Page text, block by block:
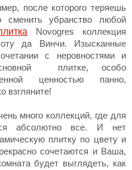
после которого теряешь
сменить убранство любой
Novogres коллекция
да Винчи. Изысканные
с неровностями и
плитке, особо
ценностью панно,
взгляните!
много коллекций, где для
абсолютно все. И нет
плитку по цвету и
сочетаются и Ваша,
будет выглядеть, как